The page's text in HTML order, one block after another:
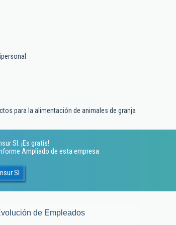
para la alimentación de animales de granja
Sl. ¡Es gratis!
Ampliado de esta empresa
Sl
de Empleados